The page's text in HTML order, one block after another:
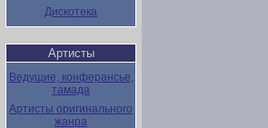
Дискотека
Артисты
Ведущие, конферансье,
тамада
Артисты оригинального
жанра